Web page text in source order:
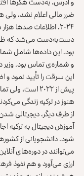
ضرر مالی اعلام نشد، ولی
۲۰۲۴، اطلاعات صدها
دست‌به‌دست می‌شد که
بود. این داده‌ها شامل
و شماره‌ی تماس بود. وزیر
این سرقت را تأیید نمود
پیش از ۲۰۲۲
هنوز در ترکیه زندگی
از طرف دیگر، دیجیتالی
آموزش دیجیتال به ترکیه
شود. دانشجویانی از
می‌توانند در دوره‌های
ارزی می‌آورد و هم نفوذ